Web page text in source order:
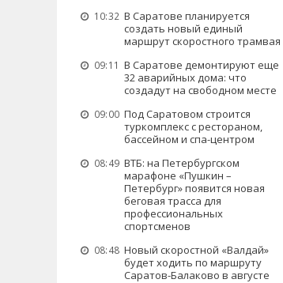
10:32 В Саратове планируется
создать новый единый
маршрут скоростного трамвая
09:11 В Саратове демонтируют еще
32 аварийных дома: что
создадут на свободном месте
09:00 Под Саратовом строится
туркомплекс с рестораном,
бассейном и спа-центром
08:49 ВТБ: на Петербургском
марафоне «Пушкин –
Петербург» появится новая
беговая трасса для
профессиональных
спортсменов
08:48 Новый скоростной «Валдай»
будет ходить по маршруту
Саратов-Балаково в августе